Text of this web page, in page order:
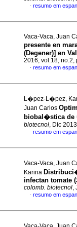
· resumo em
Vaca-Vaca, Juan
presente en
(Degener)] en
2016, vol.18, no.2,
· resumo em
L�pez-L�pez,
Juan Carlos
biobal�stica de
biotecnol, Dic
· resumo em
Vaca-Vaca, Juan
Karina
infectan tomate (
colomb. biotecnol,
· resumo em